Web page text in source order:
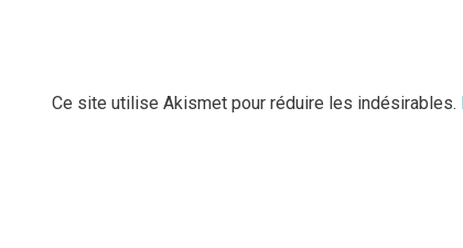
Ce site utilise Akismet pour réduire les indésirables.